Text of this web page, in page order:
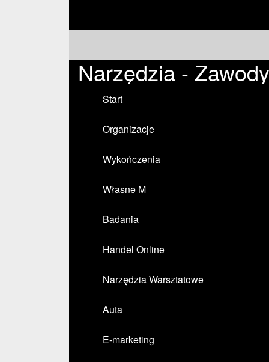
Narzędzia -
Start
Organizacje
Wykończenia
Własne M
Badania
Handel Online
Narzędzia Warsztatowe
Auta
E-marketing